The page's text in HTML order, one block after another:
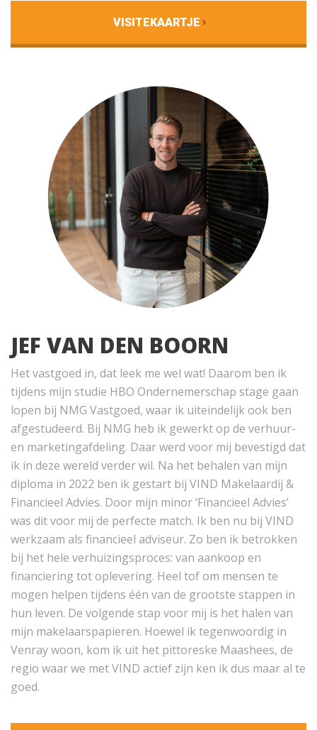
VISITEKAARTJE
JEF VAN DEN BOORN
Het vastgoed in, dat leek me wel wat! Daarom ben ik
tijdens mijn studie HBO Ondernemerschap stage gaan
lopen bij NMG Vastgoed, waar ik uiteindelijk ook ben
afgestudeerd. Bij NMG heb ik gewerkt op de verhuur-
en marketingafdeling. Daar werd voor mij bevestigd dat
ik in deze wereld verder wil. Na het behalen van mijn
diploma in 2022 ben ik gestart bij VIND Makelaardij &
Financieel Advies. Door mijn minor ‘Financieel Advies’
was dit voor mij de perfecte match. Ik ben nu bij VIND
werkzaam als financieel adviseur. Zo ben ik betrokken
bij het hele verhuizingsproces: van aankoop en
financiering tot oplevering. Heel tof om mensen te
mogen helpen tijdens één van de grootste stappen in
hun leven. De volgende stap voor mij is het halen van
mijn makelaarspapieren. Hoewel ik tegenwoordig in
Venray woon, kom ik uit het pittoreske Maashees, de
regio waar we met VIND actief zijn ken ik dus maar al te
goed.